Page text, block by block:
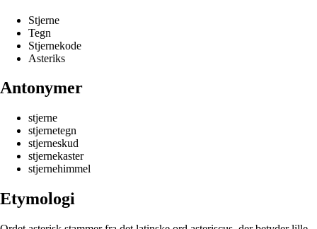
Stjerne
Tegn
Stjernekode
Asteriks
Antonymer
stjerne
stjernetegn
stjerneskud
stjernekaster
stjernehimmel
Etymologi